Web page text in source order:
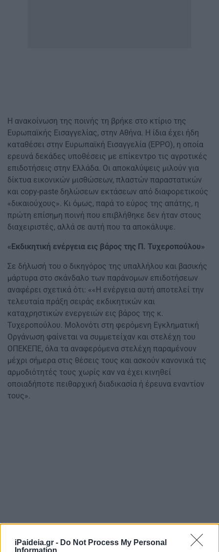
iPaideia.gr - Do Not Process My Personal
Information
Η ανακοίνωση της ποινής τη βρήκε στο κτίριο της
Ευρωπαϊκής Εισαγγελίας, στην Αθήνα. Η ίδια έχει ήδη
καταθέσει στην Ευρωπαϊκή Εισαγγελία (EPPO), η οποία
ερευνά δεκάδες υποθέσεις με επίκεντρο τις αγροτικές
επιδοτήσεις στην Ελλάδα. Οι αποκαλύψεις μιλούν για
δίκτυα εικονικών μισθώσεων, πλαστών παραστατικών
και copy-paste δηλώσεων εκτάσεων από διαφορετικούς
«δικαιούχους». Κι όμως, παρά το εύρος της απάτης, η
πρώτη επίσημη ποινή που επιβλήθηκε δεν ήταν στους
διαχειριστές, αλλά σε αυτή που τα αποκάλυψε.
«Εκδικητική ενέργεια εις βάρος της Π. Τυχεροπούλου»
Σε δήλωσή του ο δικηγόρος της υπαλλήλου και βασικής
μάρτυρα στο σκάνδαλο των παράνομων επιδοτήσεων
αναφέρει σχετικά ότι: ««Η ενέργεια αυτή αποτελεί την
τελευταία πράξη σειράς εκδικητικών και
καταχρηστικών ενεργειών εις βάρος της κ.
Τυχεροπούλου. Μολονότι στη φερόμενη Εγκληματική
Οργάνωση φαίνεται να συμμετείχαν και στελέχη του
ΟΠΕΚΕΠΕ, όλα τα αναφερόμενα στελέχη παραμένουν
μέχρι σήμερα στις θέσεις τους και ασκούν κανονικά τις
αρμοδιότητές τους χωρίς καν να έχει κινηθεί
οποιαδήποτε πειθαρχική διαδικασία ή έρευνα εναντίον
τους».